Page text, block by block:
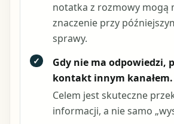
notatka z rozmowy mogą
znaczenie przy
sprawy.
✓
Gdy nie ma odpowiedzi,
kontakt innym kanałem.
Celem jest skuteczne
informacji, a nie samo